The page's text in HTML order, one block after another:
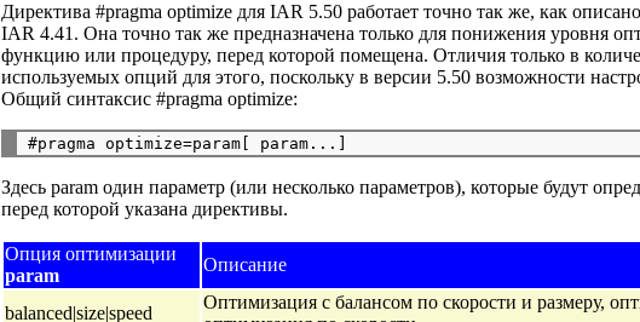
Директива #pragma optimize для IAR 5.50 работает точно так же, как
IAR 4.41. Она точно так же предназначена только для понижения уровня
функцию или процедуру, перед которой помещена. Отличия только в
используемых опций для этого, поскольку в версии 5.50 возможности
Общий синтаксис #pragma optimize:
Здесь param один параметр (или несколько параметров), которые будут
перед которой указана директивы.
Опция оптимизации
param
Описание
balanced|size|speed
Оптимизация с балансом по скорости и размеру,